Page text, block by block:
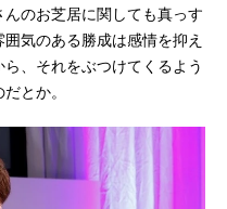
のお芝居に関しても真っす
気のある勝成は感情を抑え
、それをぶつけてくるよう
とか。